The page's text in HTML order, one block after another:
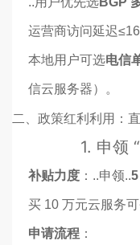
运营商访问延迟
本地用户可选电信
信云服务器）。
二、政策红利利用：
1. 申领
补贴力度 ：..申领..
买 10 万元云服务可
申请流程 ：